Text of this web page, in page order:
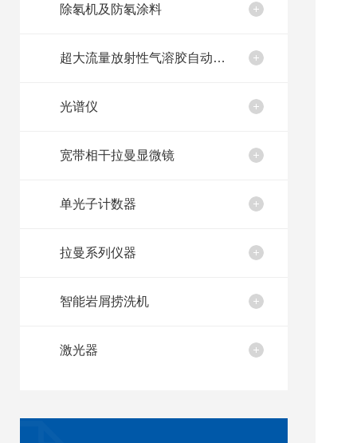
除氡机及防氡涂料
超大流量放射性气溶胶自动取样装置
光谱仪
宽带相干拉曼显微镜
单光子计数器
拉曼系列仪器
智能岩屑捞洗机
激光器